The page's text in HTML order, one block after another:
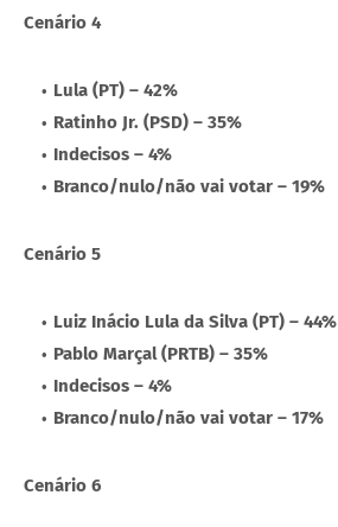
Cenário 4
Lula (PT) – 42%
Ratinho Jr. (PSD) – 35%
Indecisos – 4%
Branco/nulo/não vai votar – 19%
Cenário 5
Luiz Inácio Lula da Silva (PT) – 44%
Pablo Marçal (PRTB) – 35%
Indecisos – 4%
Branco/nulo/não vai votar – 17%
Cenário 6